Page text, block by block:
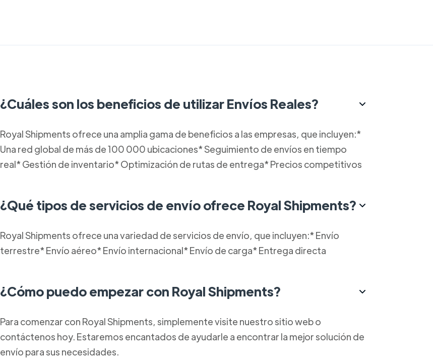
¿Cuáles son los beneficios de utilizar Envíos Reales?
Royal Shipments ofrece una amplia gama de beneficios a las empresas, que incluyen:*
Una red global de más de 100 000 ubicaciones* Seguimiento de envíos en tiempo
real* Gestión de inventario* Optimización de rutas de entrega* Precios competitivos
¿Qué tipos de servicios de envío ofrece Royal Shipments?
Royal Shipments ofrece una variedad de servicios de envío, que incluyen:* Envío
terrestre* Envío aéreo* Envío internacional* Envío de carga* Entrega directa
¿Cómo puedo empezar con Royal Shipments?
Para comenzar con Royal Shipments, simplemente visite nuestro sitio web o
contáctenos hoy. Estaremos encantados de ayudarle a encontrar la mejor solución de
envío para sus necesidades.